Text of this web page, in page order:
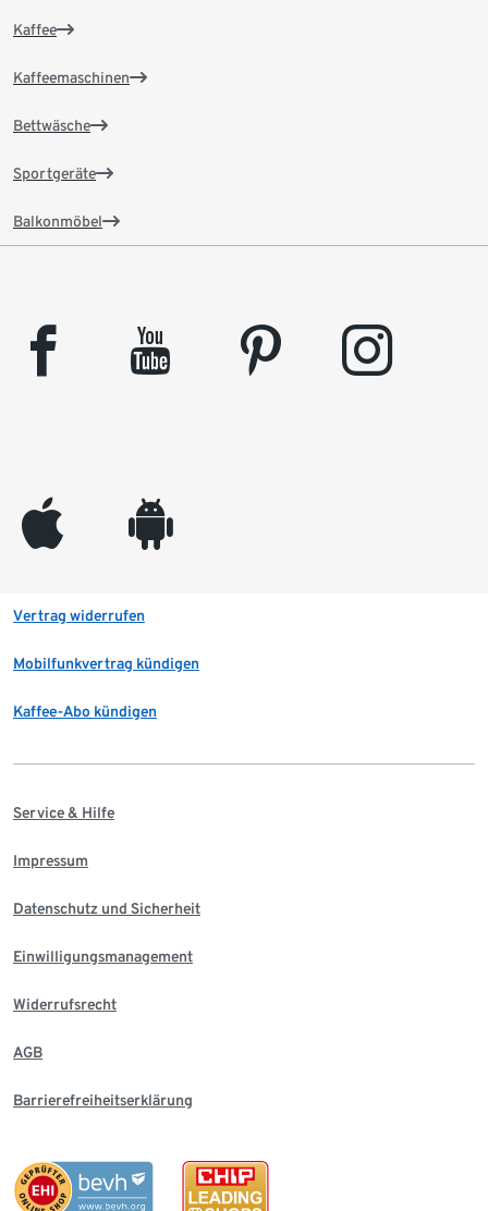
Kaffee
Kaffeemaschinen
Bettwäsche
Sportgeräte
Balkonmöbel
facebook youtube pinterest instagram
appleinc android
Vertrag widerrufen
Mobilfunkvertrag kündigen
Kaffee-Abo kündigen
Service & Hilfe
Impressum
Datenschutz und Sicherheit
Einwilligungsmanagement
Widerrufsrecht
AGB
Barrierefreiheitserklärung